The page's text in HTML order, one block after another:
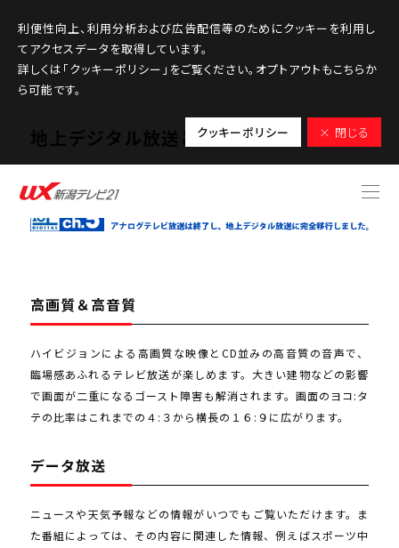
利便性向上、利用分析および広告配信等のためにクッキーを利用し
てアクセスデータを取得しています。
詳しくは「クッキーポリシー」をご覧ください。オプトアウトもこちらか
ら可能です。
クッキーポリシー × 閉じる
地上デジタル放送とは
高画質＆高音質
ハイビジョンによる高画質な映像とCD並みの高音質の音声で、
臨場感あふれるテレビ放送が楽しめます。大きい建物などの影響
で画面が二重になるゴースト障害も解消されます。画面のヨコ:タ
テの比率はこれまでの４:３から横長の１６:９に広がります。
データ放送
ニュースや天気予報などの情報がいつでもご覧いただけます。ま
た番組によっては、その内容に関連した情報、例えばスポーツ中